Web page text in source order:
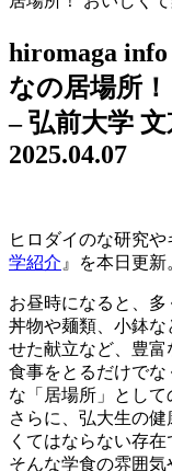
hiromaga info
なの居場所
– 弘前大学
2025.04.07
ヒロダイのな研究
学紹介 』を本日更新
お昼時になると、多
丼物や麺類、小鉢
せた献立など、豊富
食事をとるだけで
な「居場所」として
さらに、弘大生の
くてはならない存在
そんな学食の雰囲